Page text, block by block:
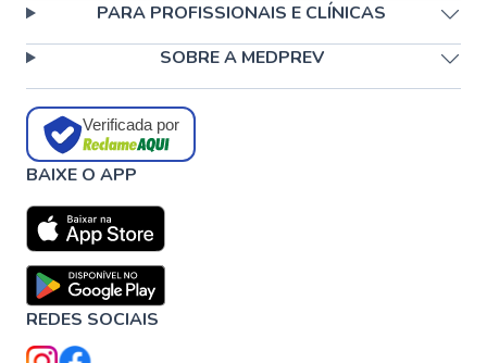
PARA PROFISSIONAIS E CLÍNICAS
SOBRE A MEDPREV
Verificada por
BAIXE O APP
REDES SOCIAIS